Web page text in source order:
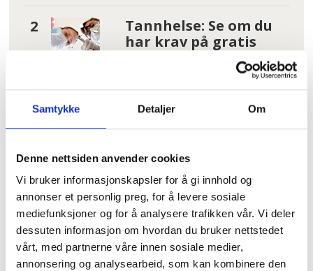
Samtykke Detaljer Om
Denne nettsiden anvender cookies
Vi bruker informasjonskapsler for å gi innhold og
annonser et personlig preg, for å levere sosiale
mediefunksjoner og for å analysere trafikken vår. Vi deler
dessuten informasjon om hvordan du bruker nettstedet
vårt, med partnerne våre innen sosiale medier,
annonsering og analysearbeid, som kan kombinere den
Tannhelse: Se om du
har krav på gratis
tannbehandling
I kø for å bli enige
om lønna. Sjekk hele
– Reglene nå er så
jævlig
arbeiderfiendtlige
at jeg skjønner ikke
at folk kan svelge
det